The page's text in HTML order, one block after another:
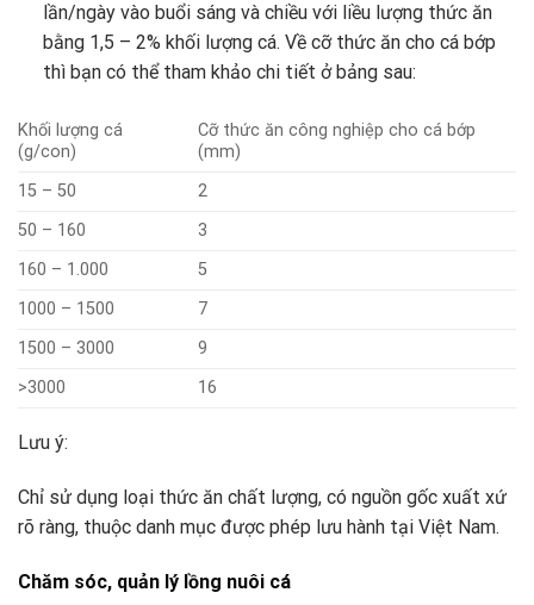
lần/ngày vào buổi sáng và chiều với liều lượng thức ăn
bằng 1,5 – 2% khối lượng cá. Về cỡ thức ăn cho cá bớp
thì bạn có thể tham khảo chi tiết ở bảng sau:
Khối lượng cá
(g/con)
Cỡ thức ăn công nghiệp cho cá bớp
(mm)
15 – 50
2
50 – 160
3
160 – 1.000
5
1000 – 1500
7
1500 – 3000
9
>3000
16
Lưu ý:
Chỉ sử dụng loại thức ăn chất lượng, có nguồn gốc xuất xứ
rõ ràng, thuộc danh mục được phép lưu hành tại Việt Nam.
Chăm sóc, quản lý lồng nuôi cá